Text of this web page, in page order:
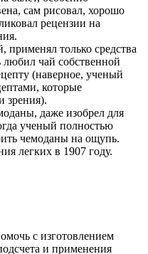
сам рисовал, хорошо
рецензии на
применял только средства
чай собственной
(наверное, ученый
которые
зрения).
даже изобрел для
ученый полностью
чемоданы на ощупь.
легких в 1907 году.
с изготовлением
и применения